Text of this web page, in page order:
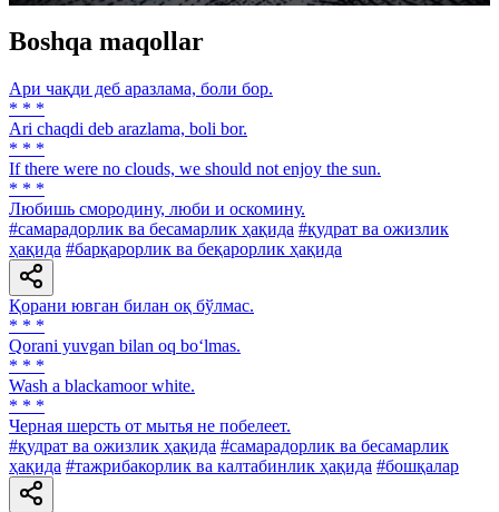
Boshqa maqollar
Ари чақди деб аразлама, боли бор.
* * *
Ari chaqdi deb arazlama, boli bor.
* * *
If there were no clouds, we should not enjoy the sun.
* * *
Любишь смородину, люби и оскомину.
#самарадорлик ва бесамарлик ҳақида #қудрат ва ожизлик
ҳақида #барқарорлик ва беқарорлик ҳақида
Қорани ювган билан оқ бўлмас.
* * *
Qorani yuvgan bilan oq bo‘lmas.
* * *
Wash a blackamoor white.
* * *
Черная шерсть от мытья не побелеет.
#қудрат ва ожизлик ҳақида #самарадорлик ва бесамарлик
ҳақида #тажрибакорлик ва калтабинлик ҳақида #бошқалар